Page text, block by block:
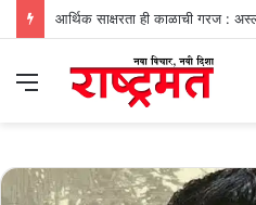
आर्थिक साक्षरता ही काळाची गरज :
Menu